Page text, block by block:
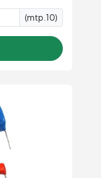
(mtp.10)